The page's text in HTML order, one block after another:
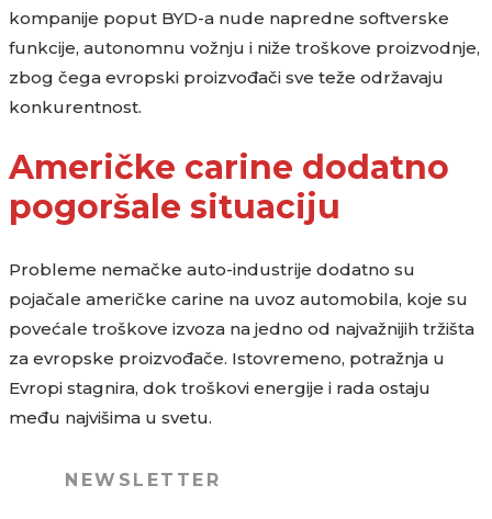
kompanije poput BYD-a nude napredne softverske
funkcije, autonomnu vožnju i niže troškove proizvodnje,
zbog čega evropski proizvođači sve teže održavaju
konkurentnost.
Američke carine dodatno
pogoršale situaciju
Probleme nemačke auto-industrije dodatno su
pojačale američke carine na uvoz automobila, koje su
povećale troškove izvoza na jedno od najvažnijih tržišta
za evropske proizvođače. Istovremeno, potražnja u
Evropi stagnira, dok troškovi energije i rada ostaju
među najvišima u svetu.
NEWSLETTER